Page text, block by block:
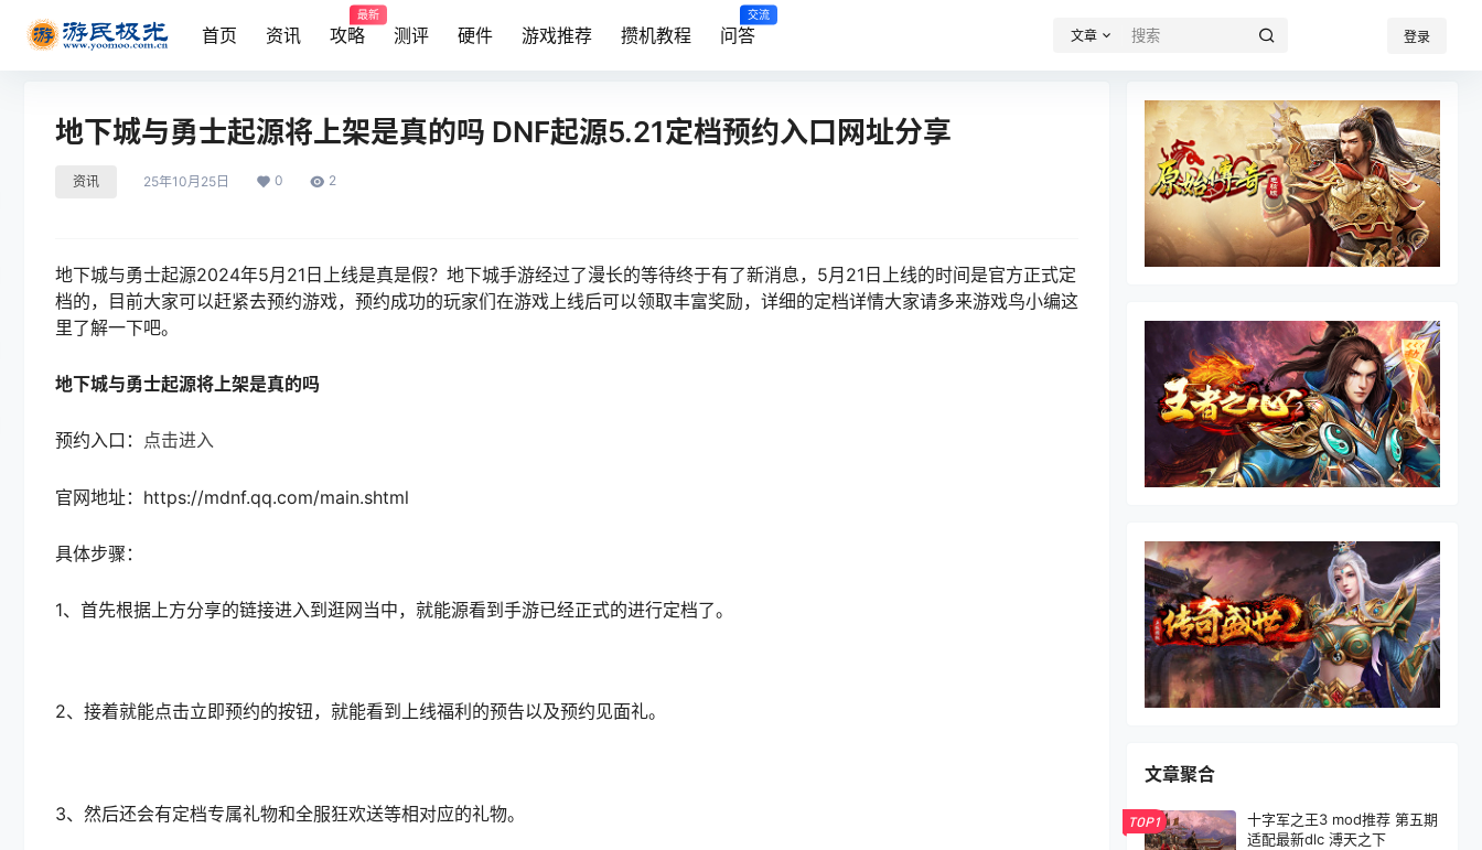
首页 资讯 攻略
最新
测评 硬件 游戏推荐 攒机教程 问答
交流
文章 登录
地下城与勇士起源将上架是真的吗 DNF起源5.21定档预约入口网址分享
资讯 25年10月25日 0 2
地下城与勇士起源2024年5月21日上线是真是假？地下城手游经过了漫长的等待终于有了新消息，5月21日上线的时间是官方正式定
档的，目前大家可以赶紧去预约游戏，预约成功的玩家们在游戏上线后可以领取丰富奖励，详细的定档详情大家请多来游戏鸟小编这
里了解一下吧。
地下城与勇士起源将上架是真的吗
预约入口： 点击进入
官网地址：https://mdnf.qq.com/main.shtml
具体步骤：
1、首先根据上方分享的链接进入到逛网当中，就能源看到手游已经正式的进行定档了。
2、接着就能点击立即预约的按钮，就能看到上线福利的预告以及预约见面礼。
3、然后还会有定档专属礼物和全服狂欢送等相对应的礼物。
文章聚合
TOP1
十字军之王3 mod推荐 第五期
适配最新dlc 溥天之下